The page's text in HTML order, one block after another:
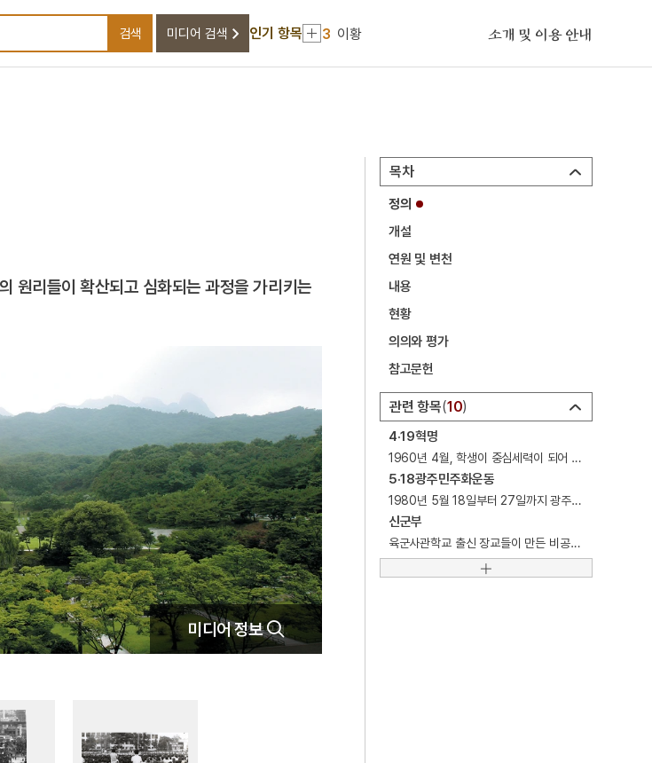
검색어를 입력하세요
검색 미디어 검색 인기 항목
4
이이
6
7
8
9
10
소개 및 이용 안내
목차
정의
개설
연원 및 변천
내용
현황
의의와 평가
참고문헌
관련 항목 10
4·19혁명
1960년 4월, 학생이 중심세력이 되어 일으킨 민주주의혁명.
5·18광주민주화운동
1980년 5월 18일부터 27일까지 광주광역시(당시 광주시)와 전라남도 지역의 시민들이 벌인 민주화 운동.
신군부
육군사관학교 출신 장교들이 만든 비공식 사조직인 하나회를 중심으로 정치권력을 장악한 군부.
원리들이 확산되고 심화되는 과정을 가리키는
미디어 정보